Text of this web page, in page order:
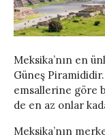
Meksika’nın en
Güneş
emsallerine göre
de en az onlar
Meksika’nın